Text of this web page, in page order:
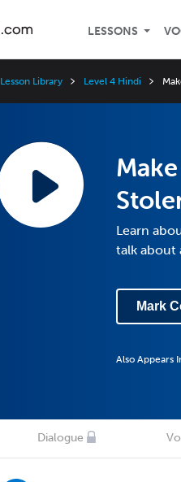
LESSONS
Lesson Library Level 4 Hindi
Learn
talk about
Mark
Also Appears
Dialogue